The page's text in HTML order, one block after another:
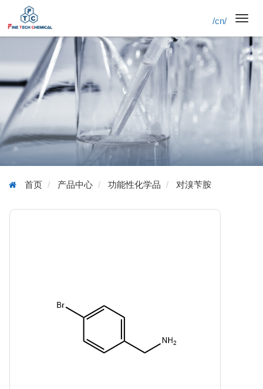
/cn/
首页 产品中心 功能性化学品 对溴苄胺